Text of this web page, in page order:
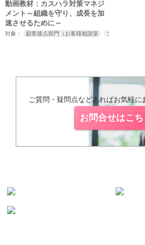
動画教材：カスハラ対策マネジ
メント～組織を守り、成長を加
速させるために～
対象： 顧客接点部門（お客様相談室 コールセンター
ご質問・疑問点などあればお気軽に
お問合せはこち